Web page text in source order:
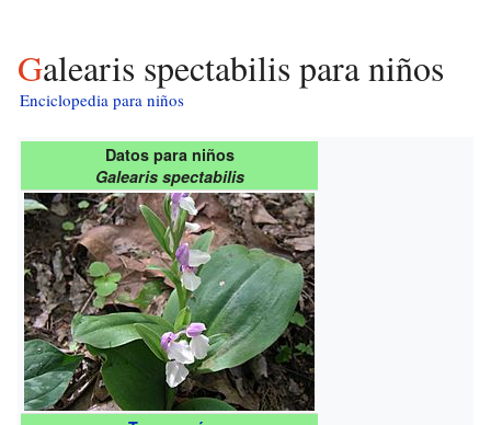
Galearis spectabilis para niños
Enciclopedia para niños
Datos para niños
Galearis spectabilis